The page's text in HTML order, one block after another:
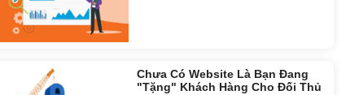
Chưa Có Website Là Bạn Đang
"Tặng" Khách Hàng Cho Đối Thủ